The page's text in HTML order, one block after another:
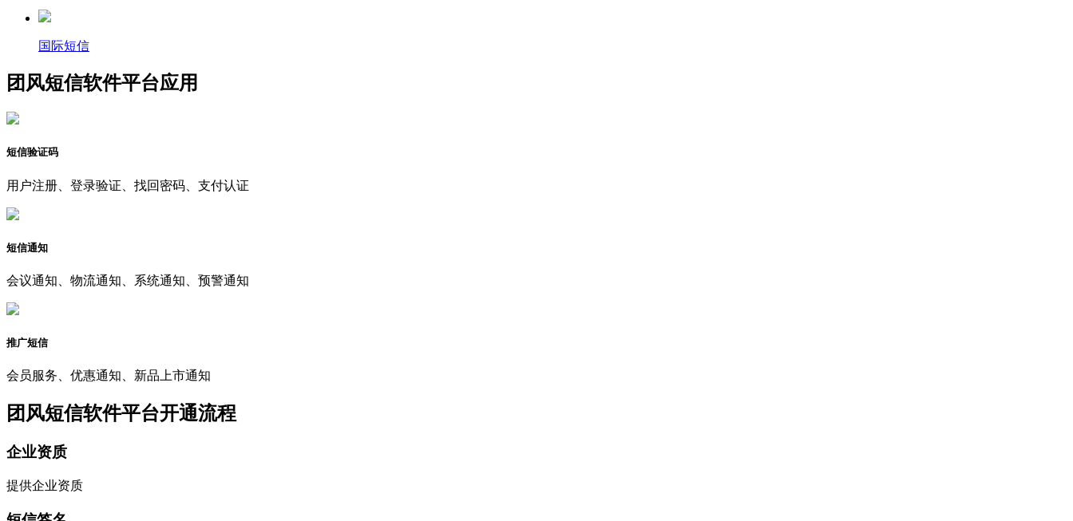
国际短信
团风短信软件平台应用
短信验证码
用户注册、登录验证、找回密码、支付认证
短信通知
会议通知、物流通知、系统通知、预警通知
推广短信
会员服务、优惠通知、新品上市通知
团风短信软件平台开通流程
企业资质
提供企业资质